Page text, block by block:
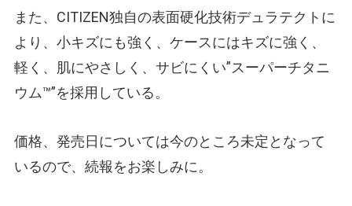
また、CITIZEN独自の表面硬化技術デュラテクトに
より、小キズにも強く、ケースにはキズに強く、
軽く、肌にやさしく、サビにくい”スーパーチタニ
ウム™️”を採用している。
価格、発売日については今のところ未定となって
いるので、続報をお楽しみに。